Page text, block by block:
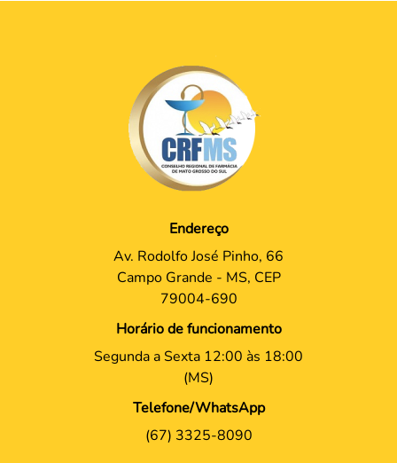
Endereço
Av. Rodolfo José Pinho, 66
Campo Grande - MS, CEP
79004-690
Horário de funcionamento
Segunda a Sexta 12:00 às 18:00
(MS)
Telefone/WhatsApp
(67) 3325-8090